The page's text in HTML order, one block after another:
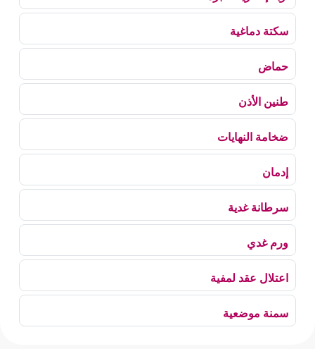
سكتة دماغية
حماض
طنين الأذن
ضخامة النهايات
إدمان
سرطانة غدية
ورم غدي
اعتلال عقد لمفية
سمنة موضعية